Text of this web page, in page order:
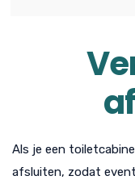
Als je een
afsluiten, zodat